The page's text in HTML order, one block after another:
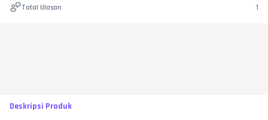
Total Ulasan 1
Deskripsi Produk